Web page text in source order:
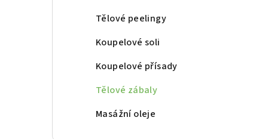
Tělové peelingy
Koupelové soli
Koupelové přísady
Tělové zábaly
Masážní oleje